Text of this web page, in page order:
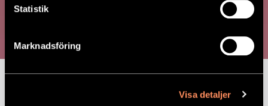
Statistik
Marknadsföring
Visa detaljer
LANKESISK
BIFFCURRY
Energi 423kJ,